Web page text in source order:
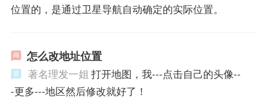
位置的，是通过卫星导航自动确定的实际位置。
怎么改地址位置
著名理发一姐 打开地图，我---点击自己的头像--
-更多---地区然后修改就好了！